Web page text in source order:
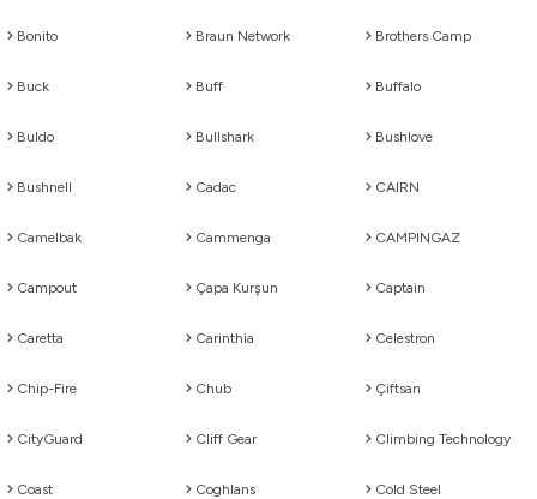
Bonito Braun Network Brothers Camp
Buck Buff Buffalo
Buldo Bullshark Bushlove
Bushnell Cadac CAIRN
Camelbak Cammenga CAMPINGAZ
Campout Çapa Kurşun Captain
Caretta Carinthia Celestron
Chip-Fire Chub Çiftsan
CityGuard Cliff Gear Climbing Technology
Coast Coghlans Cold Steel